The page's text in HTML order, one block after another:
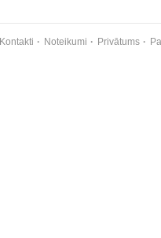
Kontakti Noteikumi Privātums